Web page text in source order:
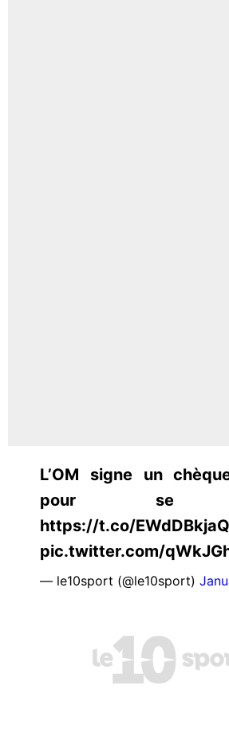
L’OM signe un
pour se
https://t.co/
pic.twitter.com/
— le10sport (@le10sport)